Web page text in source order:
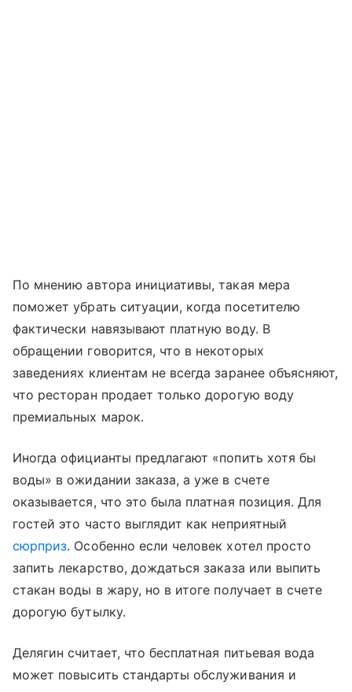
По мнению автора инициативы, такая мера
поможет убрать ситуации, когда посетителю
фактически навязывают платную воду. В
обращении говорится, что в некоторых
заведениях клиентам не всегда заранее объясняют,
что ресторан продает только дорогую воду
премиальных марок.
Иногда официанты предлагают «попить хотя бы
воды» в ожидании заказа, а уже в счете
оказывается, что это была платная позиция. Для
гостей это часто выглядит как неприятный
сюрприз. Особенно если человек хотел просто
запить лекарство, дождаться заказа или выпить
стакан воды в жару, но в итоге получает в счете
дорогую бутылку.
Делягин считает, что бесплатная питьевая вода
может повысить стандарты обслуживания и